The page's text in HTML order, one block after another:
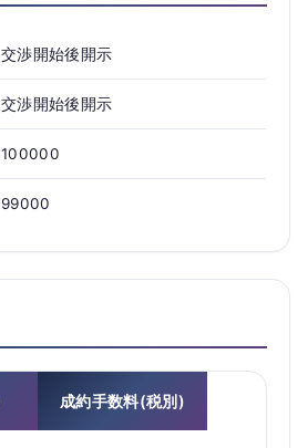
交渉開始後開示
交渉開始後開示
100000
99000
成約手数料(税別)